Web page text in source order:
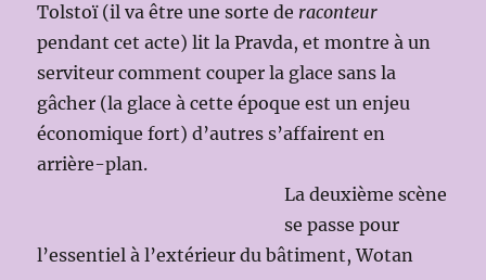
Tolstoï (il va être une sorte de raconteur
pendant cet acte) lit la Pravda, et montre à un
serviteur comment couper la glace sans la
gâcher (la glace à cette époque est un enjeu
économique fort) d’autres s’affairent en
arrière-plan.
La deuxième scène
se passe pour
l’essentiel à l’extérieur du bâtiment, Wotan